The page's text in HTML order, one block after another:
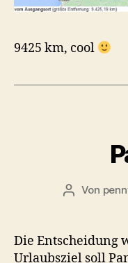
9425 km, cool
Von
Die Entscheidung
Urlaubsziel soll